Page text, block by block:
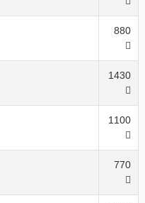
880
1430
1100
770